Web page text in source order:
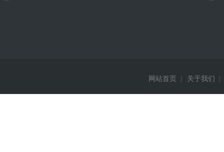
网站首页 关于我们